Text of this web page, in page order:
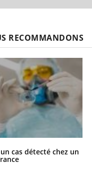
RECOMMANDONS
cas détecté chez un